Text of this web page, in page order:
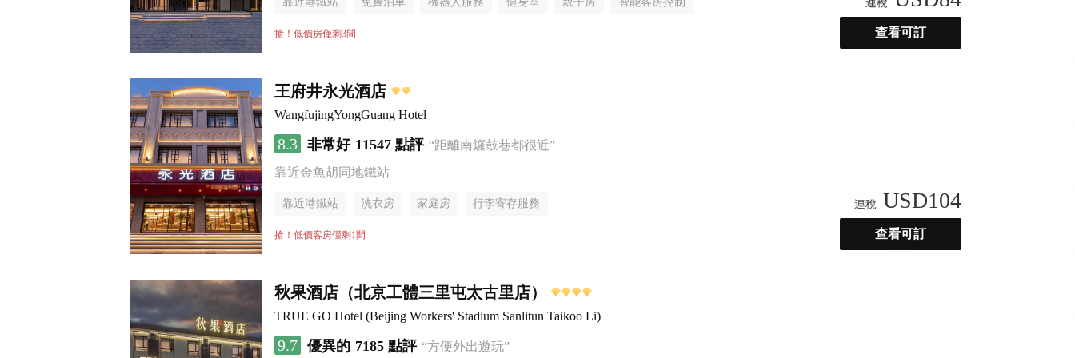
行李寄存服務
搶！低價房僅剩3間
連稅
查看可訂
王府井永光酒店
WangfujingYongGuang Hotel
8.3 非常好 11547 點評 “距離南鑼鼓巷都很近”
靠近金魚胡同地鐵站
靠近港鐵站 洗衣房 家庭房 行李寄存服務
搶！低價客房僅剩1間
連稅 USD104
查看可訂
秋果酒店（北京工體三里屯太古里店）
TRUE GO Hotel (Beijing Workers' Stadium Sanlitun Taikoo Li)
9.7 優異的 7185 點評 “方便外出遊玩”